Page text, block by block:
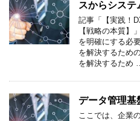
スからシステ
記事「【実践！
【戦略の本質】
を明確にする必
を解決するため
を解決するため
データ管理基
ここでは、企業